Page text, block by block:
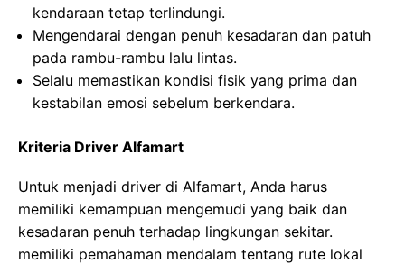
kendaraan tetap terlindungi.
Mengendarai dengan penuh kesadaran dan patuh
pada rambu-rambu lalu lintas.
Selalu memastikan kondisi fisik yang prima dan
kestabilan emosi sebelum berkendara.
Kriteria Driver Alfamart
Untuk menjadi driver di Alfamart, Anda harus
memiliki kemampuan mengemudi yang baik dan
kesadaran penuh terhadap lingkungan sekitar.
memiliki pemahaman mendalam tentang rute lokal